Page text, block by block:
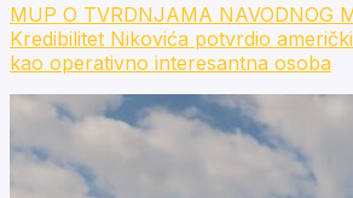
MUP O TVRDNJAMA NAVODNOG
Kredibilitet Nikovića potvrdio
kao operativno interesantna osoba